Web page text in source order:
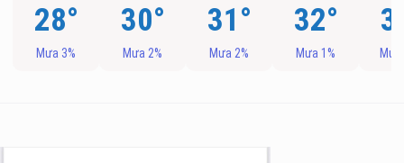
28°
Mưa 3%
30°
Mưa 2%
31°
Mưa 2%
32°
Mưa 1%